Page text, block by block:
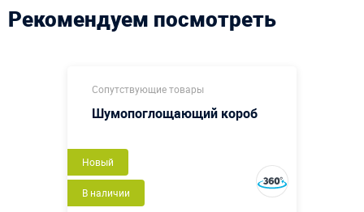
Рекомендуем посмотреть
Сопутствующие товары
Шумопоглощающий короб
Новый
В наличии